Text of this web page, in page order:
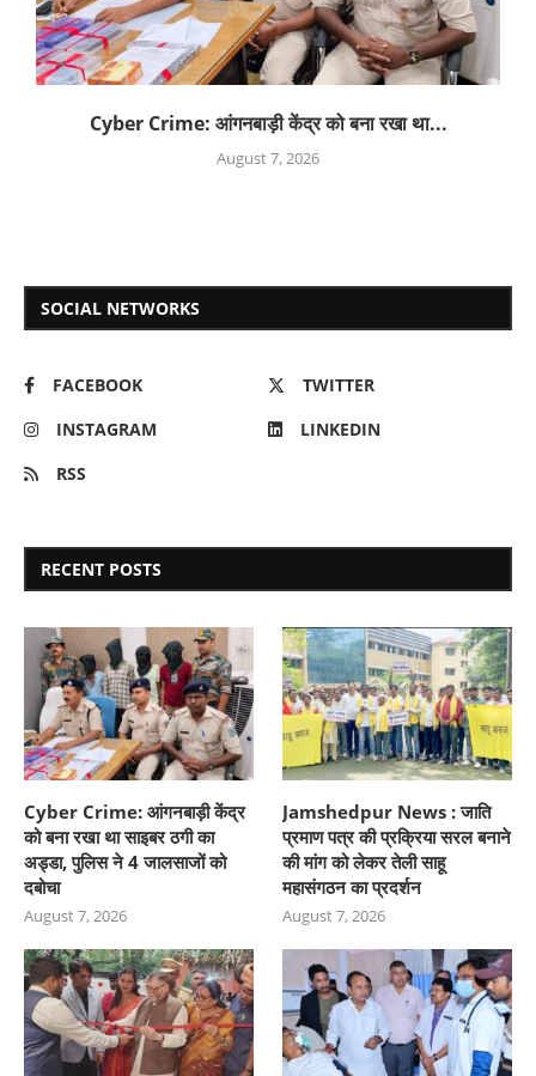
Cyber Crime: आंगनबाड़ी केंद्र को बना रखा था...
August 7, 2026
SOCIAL NETWORKS
FACEBOOK
TWITTER
INSTAGRAM
LINKEDIN
RSS
RECENT POSTS
Cyber Crime: आंगनबाड़ी केंद्र
को बना रखा था साइबर ठगी का
अड्डा, पुलिस ने 4 जालसाजों को
दबोचा
August 7, 2026
Jamshedpur News : जाति
प्रमाण पत्र की प्रक्रिया सरल बनाने
की मांग को लेकर तेली साहू
महासंगठन का प्रदर्शन
August 7, 2026